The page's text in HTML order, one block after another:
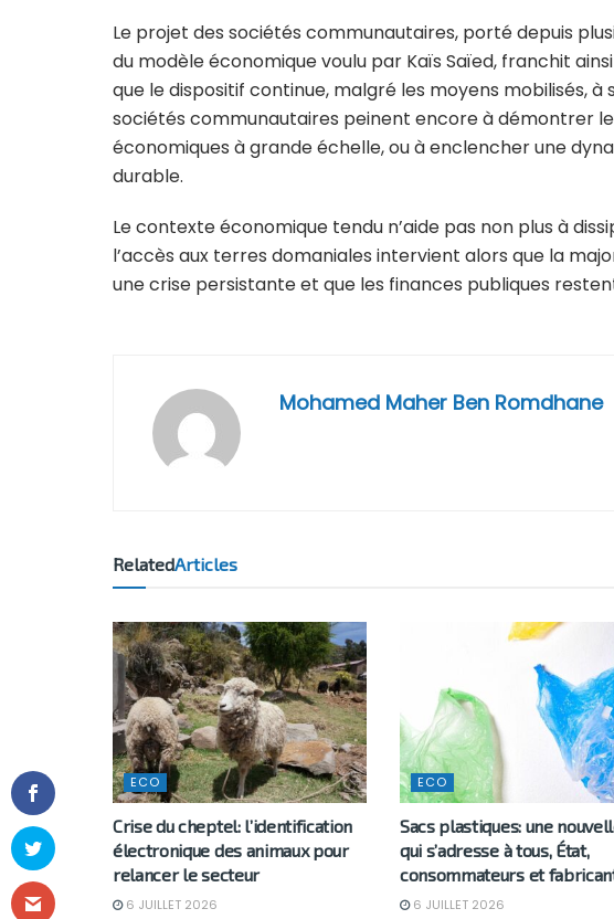
Le projet des sociétés communautaires, porté depuis
du modèle économique voulu par Kaïs Saïed, franchit
que le dispositif continue, malgré les moyens mobilisés,
sociétés communautaires peinent encore à démontrer
économiques à grande échelle, ou à enclencher une
durable.
Le contexte économique tendu n’aide pas non plus à
l’accès aux terres domaniales intervient alors que la
une crise persistante et que les finances publiques
Mohamed Maher Ben Romdhane
RelatedArticles
ECO
Crise du cheptel: l’identification
électronique des animaux pour
relancer le secteur
6 JUILLET 2026
ECO
Sacs plastiques: une
qui s’adresse à tous, État,
consommateurs et
6 JUILLET 2026